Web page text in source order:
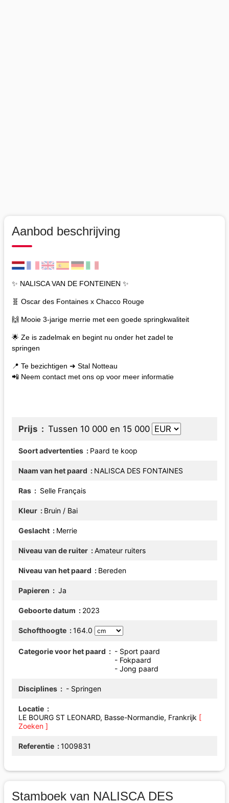
Aanbod beschrijving
✨ NALISCA VAN DE FONTEINEN ✨
🧬 Oscar des Fontaines x Chacco Rouge
🙌 Mooie 3-jarige merrie met een goede springkwaliteit
🌟 Ze is zadelmak en begint nu onder het zadel te
springen
📍 Te bezichtigen ➜ Stal Notteau
📲 Neem contact met ons op voor meer informatie
Prijs Tussen 10 000 en 15 000
Soort advertenties Paard te koop
Naam van het paard NALISCA DES FONTAINES
Ras Selle Français
Kleur Bruin / Bai
Geslacht Merrie
Niveau van de ruiter Amateur ruiters
Niveau van het paard Bereden
Papieren Ja
Geboorte datum 2023
Schofthoogte 164.0
Categorie voor het paard
- Sport paard
- Fokpaard
- Jong paard
Disciplines - Springen
Locatie
LE BOURG ST LEONARD, Basse-Normandie, Frankrijk [
Zoeken ]
Referentie 1009831
Stamboek van NALISCA DES